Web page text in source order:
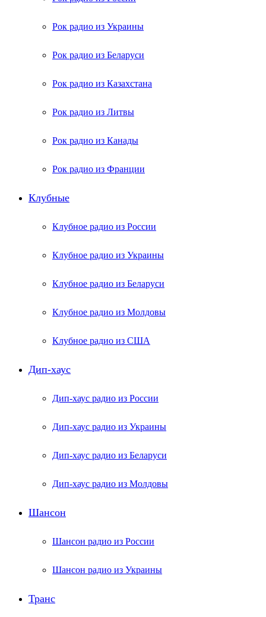
Рок радио из Украины
Рок радио из Беларуси
Рок радио из Казахстана
Рок радио из Литвы
Рок радио из Канады
Рок радио из Франции
Клубные
Клубное радио из России
Клубное радио из Украины
Клубное радио из Беларуси
Клубное радио из Молдовы
Клубное радио из США
Дип-хаус
Дип-хаус радио из России
Дип-хаус радио из Украины
Дип-хаус радио из Беларуси
Дип-хаус радио из Молдовы
Шансон
Шансон радио из России
Шансон радио из Украины
Транс